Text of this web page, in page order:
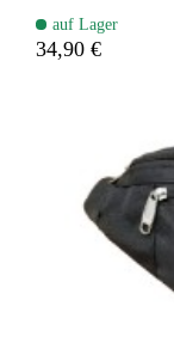
auf Lager
34,90 €